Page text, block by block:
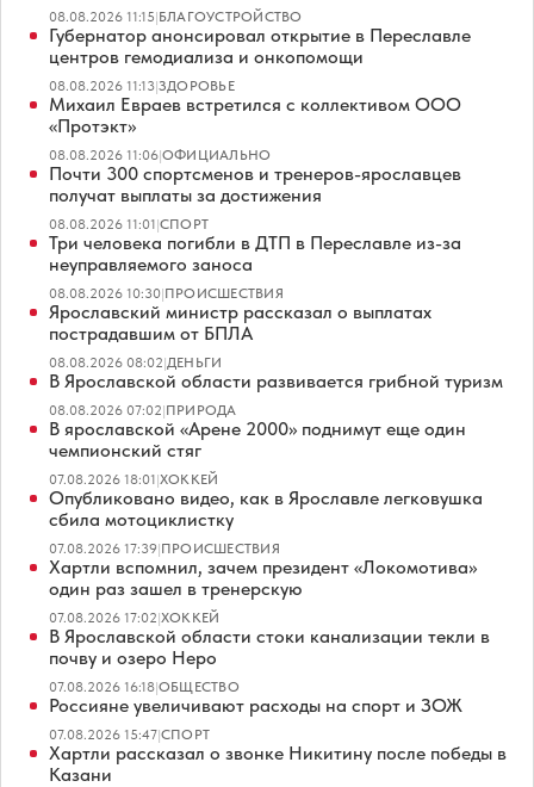
08.08.2026 11:15|БЛАГОУСТРОЙСТВО
Губернатор анонсировал открытие в Переславле
центров гемодиализа и онкопомощи
08.08.2026 11:13|ЗДОРОВЬЕ
Михаил Евраев встретился с коллективом ООО
«Протэкт»
08.08.2026 11:06|ОФИЦИАЛЬНО
Почти 300 спортсменов и тренеров-ярославцев
получат выплаты за достижения
08.08.2026 11:01|СПОРТ
Три человека погибли в ДТП в Переславле из-за
неуправляемого заноса
08.08.2026 10:30|ПРОИСШЕСТВИЯ
Ярославский министр рассказал о выплатах
пострадавшим от БПЛА
08.08.2026 08:02|ДЕНЬГИ
В Ярославской области развивается грибной туризм
08.08.2026 07:02|ПРИРОДА
В ярославской «Арене 2000» поднимут еще один
чемпионский стяг
07.08.2026 18:01|ХОККЕЙ
Опубликовано видео, как в Ярославле легковушка
сбила мотоциклистку
07.08.2026 17:39|ПРОИСШЕСТВИЯ
Хартли вспомнил, зачем президент «Локомотива»
один раз зашел в тренерскую
07.08.2026 17:02|ХОККЕЙ
В Ярославской области стоки канализации текли в
почву и озеро Неро
07.08.2026 16:18|ОБЩЕСТВО
Россияне увеличивают расходы на спорт и ЗОЖ
07.08.2026 15:47|СПОРТ
Хартли рассказал о звонке Никитину после победы в
Казани